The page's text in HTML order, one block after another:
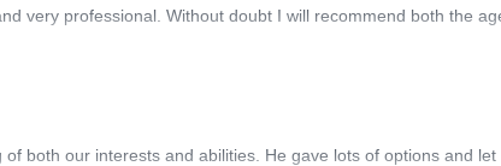
very professional. Without doubt I will recommend both the
both our interests and abilities. He gave lots of options and let